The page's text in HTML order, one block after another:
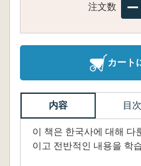
注文数
カート
内容 目次
이 책은 한국사에 대해 다
이고 전반적인 내용을 학